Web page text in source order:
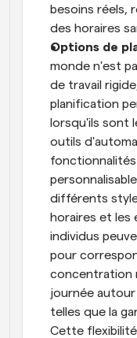
besoins réels,
des horaires
Options de
monde n'est
de travail
planification
lorsqu'ils sont
outils
différents
horaires et les
individus
pour
concentration
journée
telles que la
Cette flexibilité